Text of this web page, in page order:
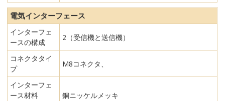
電気インターフェース
インターフェ
ースの構成
2（受信機と送信機）
コネクタタイ
プ
M8コネクタ、
インターフェ
ース材料
銅ニッケルメッキ